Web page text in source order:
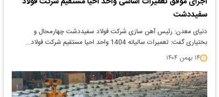
سفیددشت
دنیای معدن: رئیس آهن سازی شرکت فولاد سفیددشت چهارمحال و
بختیاری گفت: تعمیرات سالیانه 1404 واحد احیا مستقیم شرکت فولاد…
۱۴ بهمن ۱۴۰۴